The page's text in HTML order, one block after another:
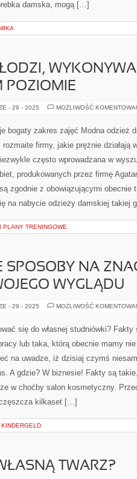
damska, mogą […]
POZIOMIE
- 29 - 2025 MOŻLIWOŚĆ
bogaty zakres zajęć Modna odzież
firmy, jakie prężnie działają
często wprowadzana w
produkowanych przez firmę
zgodnie z obowiązującymi obecnie
na nabycie odzieży damskiej takiej
PLANY TRENINGOWE
SPOSOBY NA
WYGLĄDU
- 29 - 2025 MOŻLIWOŚĆ
się do własnej studniówki?
lub taka, którą obecnie mamy
na uwadze, iż dzisiaj czymś
A gdzie? W biznesie! Fakty są
w choćby salon kosmetyczny.
kilkaset […]
TWARZ?